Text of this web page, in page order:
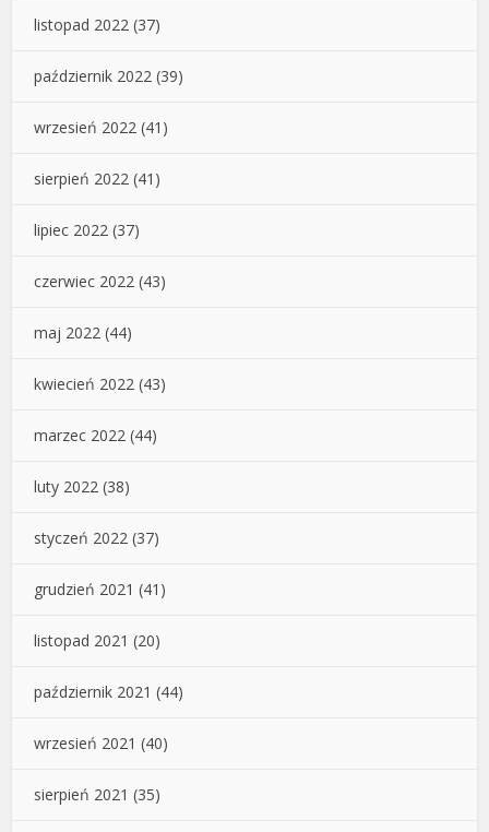
listopad 2022 (37)
październik 2022 (39)
wrzesień 2022 (41)
sierpień 2022 (41)
lipiec 2022 (37)
czerwiec 2022 (43)
maj 2022 (44)
kwiecień 2022 (43)
marzec 2022 (44)
luty 2022 (38)
styczeń 2022 (37)
grudzień 2021 (41)
listopad 2021 (20)
październik 2021 (44)
wrzesień 2021 (40)
sierpień 2021 (35)